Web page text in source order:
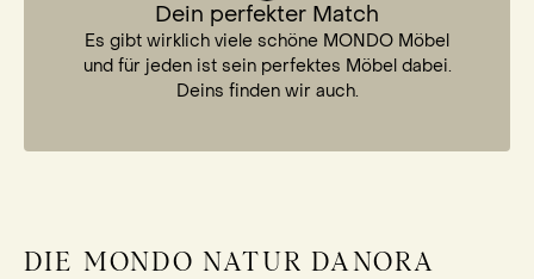
Dein perfekter Match
Es gibt wirklich viele schöne MONDO Möbel
und für jeden ist sein perfektes Möbel dabei.
Deins finden wir auch.
DIE MONDO NATUR DANORA